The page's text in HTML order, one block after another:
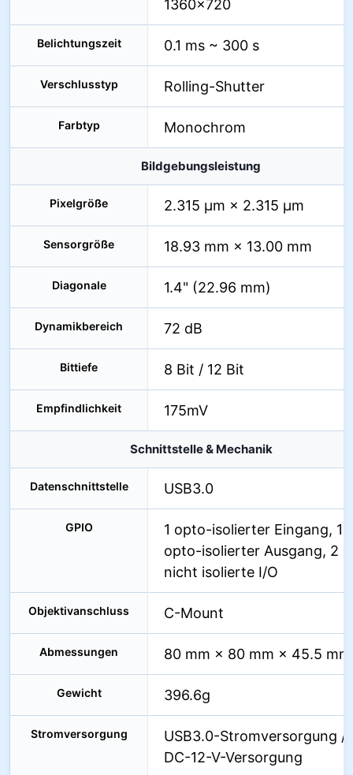
1360×720
Belichtungszeit 0.1 ms ~ 300 s
Verschlusstyp Rolling-Shutter
Farbtyp Monochrom
Bildgebungsleistung
Pixelgröße 2.315 µm × 2.315 µm
Sensorgröße 18.93 mm × 13.00 mm
Diagonale 1.4" (22.96 mm)
Dynamikbereich 72 dB
Bittiefe 8 Bit / 12 Bit
Empfindlichkeit 175mV
Schnittstelle & Mechanik
Datenschnittstelle USB3.0
GPIO
1 opto-isolierter Eingang, 1
opto-isolierter Ausgang, 2
nicht isolierte I/O
Objektivanschluss C-Mount
Abmessungen 80 mm × 80 mm × 45.5 mm
Gewicht 396.6g
Stromversorgung
USB3.0-Stromversorgung /
DC-12-V-Versorgung